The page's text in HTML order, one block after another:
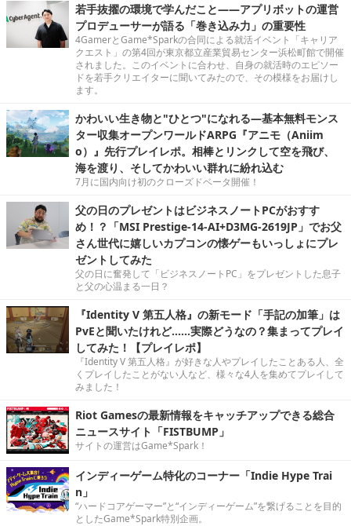
若手抜擢の環境で学んだこと――アプリボットの運営
プロデューサーが語る「巻き込み力」の重要性
4GamerとGame*Sparkの合同による就活イベント「キャリア
クエスト」の第4回が東京都立産業貿易センター浜松町館で開催
されました。このイベントに合わせ、自身の就活時のエピソー
ドを若手クリエイターに聞いてみたので、その模様をお届けし
ます。
かわいい生き物と"ひとつ"になれる―基本無料モンス
ター収集オープンワールドARPG『アニモ（Aniim
o）』先行プレイレポ。相棒とリンクして空を飛び、
海を渡り、そしてかわいい群れに紛れ込む
7月に国内向け初のクローズドベータ開催！
父の日のプレゼントはビジネスノートPCがおすす
め！？「MSI Prestige-14-AI+D3MG-2619JP」でお父
さん世代に嬉しいカプコンの懐ゲーもいっしょにプレ
ゼントしてみた
父の日に奮発して「ビジネスノートPC」をプレゼントした息子
と父の心温まる一日？
『Identity V 第五人格』の新モード「手記の加筆」は
PvEと聞いたけれど……実際どうなの？集まってプレイ
してみた！【プレイレポ】
『Identity V 第五人格』が好きな人やプレイしたことある人、全
くプレイしたことがない人など、様々な4人を集めてプレイして
みました！
Riot Gamesの最新情報をキャッチアップできる総合
ニュースサイト「FISTBUMP」
サイトの運営はGame*Spark！
インディーゲーム特化のコーナー「Indie Hype Trai
n」
“ハードコアゲーマー”と“インディーゲーム”を繋げることを目的
としたGame*Spark特別企画。